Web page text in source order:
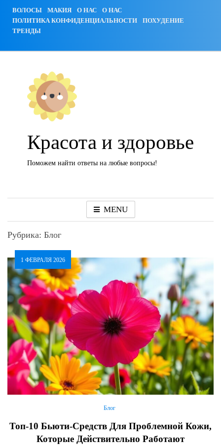
ВОЛОСЫ МАКИЯ О НАС
О НАС
ПОЛИТИКА КОНФИДЕНЦИАЛЬНОСТИ
ПОХУДЕНИЕ
ТРЕНДЫ
Красота и здоровье
Поможем найти ответы на любые вопросы!
MENU
Рубрика: Блог
1 ФЕВРАЛЯ 2026
Блог
Топ-10 Бьюти-Средств Для Проблемной Кожи,
Которые Действительно Работают